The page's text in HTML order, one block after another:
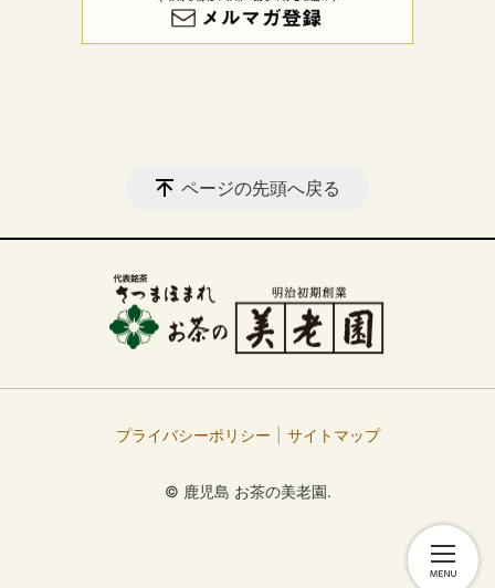
ページの先頭へ戻る
プライバシーポリシー サイトマップ
© 鹿児島 お茶の美老園.